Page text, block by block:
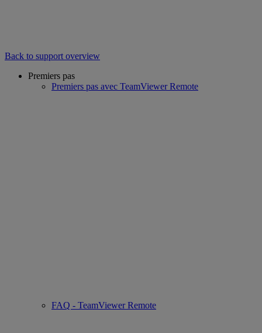
Back to support overview
Premiers pas
Premiers pas avec TeamViewer Remote
FAQ - TeamViewer Remote